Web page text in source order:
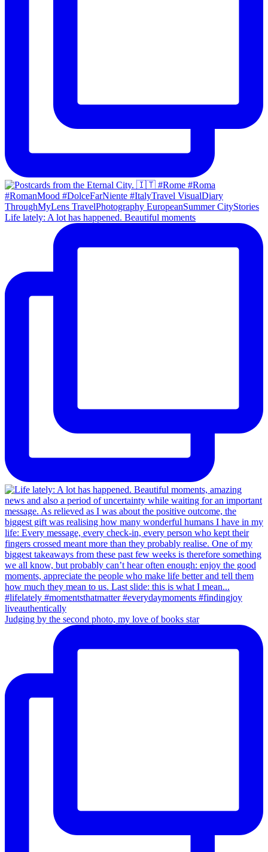
Life lately: A lot has happened. Beautiful moments
Judging by the second photo, my love of books star